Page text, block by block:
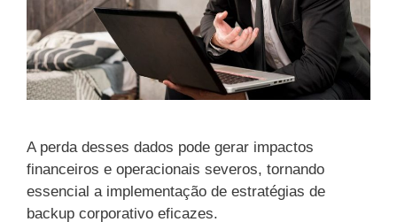
A perda desses dados pode gerar impactos
financeiros e operacionais severos, tornando
essencial a implementação de estratégias de
backup corporativo eficazes.